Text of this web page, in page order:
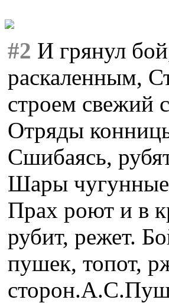
#2 И грянул
раскаленным,
строем свежий
Отряды
Сшибаясь,
Шары
Прах роют и в
рубит, режет.
пушек, топот,